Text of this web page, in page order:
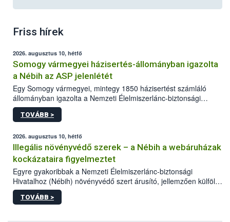
Friss hírek
2026. augusztus 10, hétfő
Somogy vármegyei házisertés-állományban igazolta
a Nébih az ASP jelenlétét
Egy Somogy vármegyei, mintegy 1850 házisertést számláló
állományban igazolta a Nemzeti Élelmiszerlánc-biztonsági
Hivatal (Nébih) laboratóriuma az afrikai sertéspestis (ASP) vírus
jelenlétét. Az országos főállatorvos azonnal elrendelte a
terjedésének megakadályozása érdekében. A sertéstartók
számára kiemelten fontos a járványvédelmi előírások szigorú
betartása.
TOVÁBB >
2026. augusztus 10, hétfő
Illegális növényvédő szerek – a Nébih a webáruházak
kockázataira figyelmeztet
Egyre gyakoribbak a Nemzeti Élelmiszerlánc-biztonsági
Hivatalhoz (Nébih) növényvédő szert árusító, jellemzően külföldi
honlapok kapcsán érkező bejelentések. Emellett az ilyen
termékeket kínáló kéretlen online reklámok mennyisége is
összegyűjtötte az illegális növényvédő szerek kapcsán
TOVÁBB >